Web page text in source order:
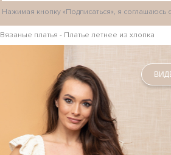
Нажимая кнопку «Подписаться», я соглашаюсь
Вязаные платья - Платье летнее из хлопка